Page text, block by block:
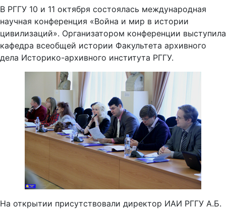
В РГГУ 10 и 11 октября состоялась международная
научная конференция «Война и мир в истории
цивилизаций». Организатором конференции выступила
кафедра всеобщей истории Факультета архивного
дела Историко-архивного института РГГУ.
На открытии присутствовали директор ИАИ РГГУ А.Б.